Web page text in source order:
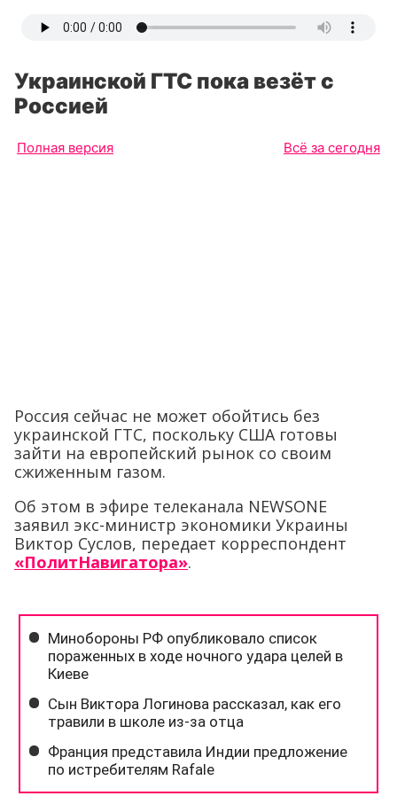
Украинской ГТС пока везёт с
Россией
Полная версия Всё за сегодня
Россия сейчас не может обойтись без
украинской ГТС, поскольку США готовы
зайти на европейский рынок со своим
сжиженным газом.
Об этом в эфире телеканала NEWSONE
заявил экс-министр экономики Украины
Виктор Суслов, передает корреспондент
«ПолитНавигатора».